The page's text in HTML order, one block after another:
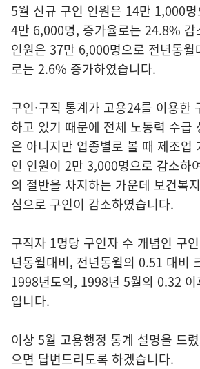
5월 신규 구인 인원은 14만 1,000
4만 6,000명, 증가율로는 24.8% 감
인원은 37만 6,000명으로 전년동월
로는 2.6% 증가하였습니다.
구인·구직 통계가 고용24를 이용한
하고 있기 때문에 전체 노동력 수급
은 아니지만 업종별로 볼 때 제조업
인 인원이 2만 3,000명으로 감소하
의 절반을 차지하는 가운데 보건복
심으로 구인이 감소하였습니다.
구직자 1명당 구인자 수 개념인 구
년동월대비, 전년동월의 0.51 대비
1998년도의, 1998년 5월의 0.32 이
입니다.
이상 5월 고용행정 통계 설명을 드
으면 답변드리도록 하겠습니다.